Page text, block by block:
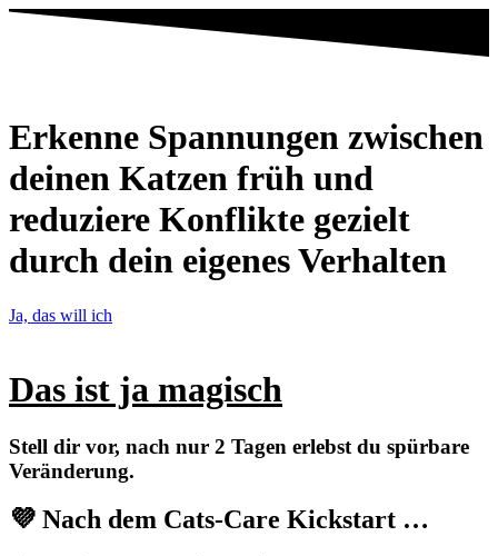
Erkenne Spannungen zwischen
deinen Katzen früh und
reduziere Konflikte gezielt
durch dein eigenes Verhalten
Ja, das will ich
Das ist ja magisch
Stell dir vor, nach nur 2 Tagen erlebst du spürbare
Veränderung.
💜 Nach dem Cats-Care Kickstart …